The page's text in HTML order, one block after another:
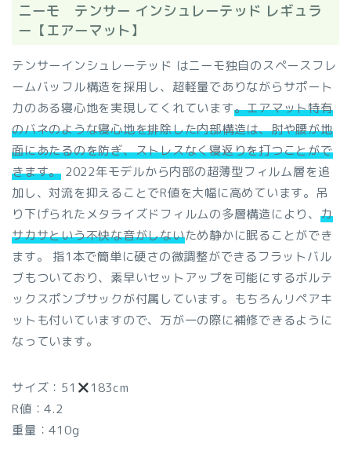
ニーモ テンサー インシュレーテッド レギュラ
ー【エアーマット】
テンサーインシュレーテッド はニーモ独自のスペースフレ
ームバッフル構造を採用し、超軽量でありながらサポート
力のある寝心地を実現してくれています。エアマット特有
のバネのような寝心地を排除した内部構造は、肘や腰が地
面にあたるのを防ぎ、ストレスなく寝返りを打つことがで
きます。 2022年モデルから内部の超薄型フィルム層を追
加し、対流を抑えることでR値を大幅に高めています。吊
り下げられたメタライズドフィルムの多層構造により、カ
サカサという不快な音がしないため静かに眠ることができ
ます。 指1本で簡単に硬さの微調整ができるフラットバル
ブもついており、素早いセットアップを可能にするボルテ
ックスポンプサックが付属しています。もちろんリペアキ
ットも付いていますので、万が一の際に補修できるように
なっています。
サイズ：51
183cm
R値：4.2
重量：410g